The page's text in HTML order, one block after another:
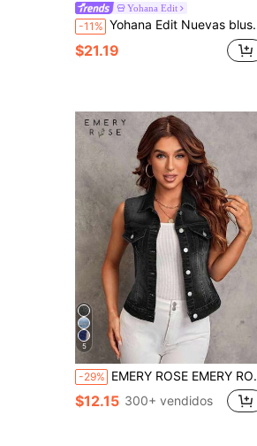
Yohana Edit
-11% Yohana Edit Nuevas blusas vaqueras de mujer con escote cuadrado, tirantes, decoración de hebilla metálica, volante en la cintura y dobladillo con volantes. Ropa de otoño en denim azul oscuro. Moda elegante francesa para uso diario y de viaje
$21.19
5
-29% EMERY ROSE EMERY ROSE Chaqueta y abrigo de mezclilla casual sin mangas con botones y bolsillos de color contrastante para mujer
$12.15 300+ vendidos